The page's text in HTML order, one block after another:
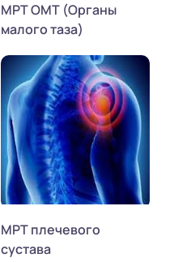
МРТ ОМТ (Органы
малого таза)
МРТ плечевого
сустава